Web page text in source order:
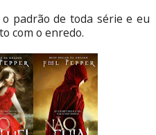
padrão de toda série e eu
com o enredo.